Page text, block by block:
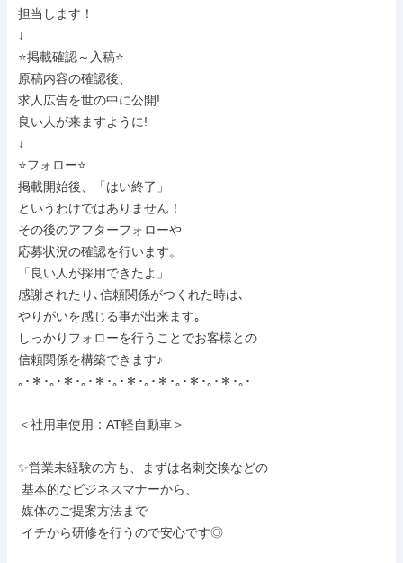
担当します！
↓
⭐掲載確認～入稿⭐
原稿内容の確認後、
求人広告を世の中に公開!
良い人が来ますように!
↓
⭐フォロー⭐
掲載開始後、「はい終了」
というわけではありません！
その後のアフターフォローや
応募状況の確認を行います。
「良い人が採用できたよ」
感謝されたり､信頼関係がつくれた時は､
やりがいを感じる事が出来ます｡
しっかりフォローを行うことでお客様との
信頼関係を構築できます♪
｡･＊･｡･＊･｡･＊･｡･＊･｡･＊･｡･＊･｡･＊･｡･
＜社用車使用：AT軽自動車＞
✨営業未経験の方も、まずは名刺交換などの